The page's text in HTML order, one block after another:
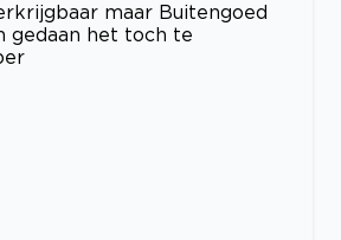
maar Buitengoed
gedaan het toch te